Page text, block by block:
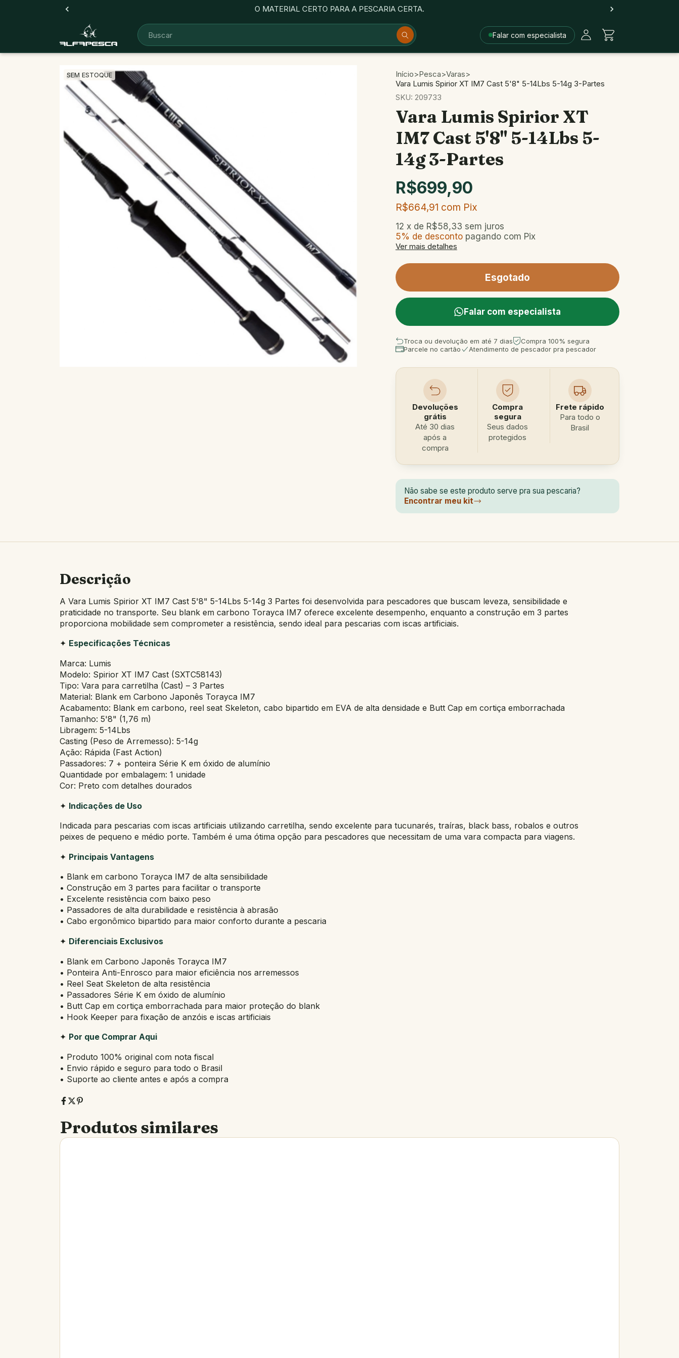
O MATERIAL CERTO PARA A PESCARIA CERTA.
Falar com especialista
SEM ESTOQUE Início>Pesca>Varas>
Vara Lumis Spirior XT IM7 Cast 5'8" 5-14Lbs 5-14g 3-Partes
SKU: 209733
Vara Lumis Spirior XT
IM7 Cast 5'8" 5-14Lbs 5-
14g 3-Partes
R$699,90
R$664,91 com Pix
12 x de R$58,33 sem juros
5% de descontopagando com Pix
Ver mais detalhes
Falar com especialista
Troca ou devolução em até 7 dias
Compra 100% segura
Parcele no cartão
Atendimento de pescador pra pescador
Devoluções
grátis
Até 30 dias
após a
compra
Compra
segura
Seus dados
protegidos
Frete rápido
Para todo o
Brasil
Não sabe se este produto serve pra sua pescaria?
Encontrar meu kit
Descrição
A Vara Lumis Spirior XT IM7 Cast 5'8" 5-14Lbs 5-14g 3 Partes foi desenvolvida para pescadores que buscam leveza, sensibilidade e
praticidade no transporte. Seu blank em carbono Torayca IM7 oferece excelente desempenho, enquanto a construção em 3 partes
proporciona mobilidade sem comprometer a resistência, sendo ideal para pescarias com iscas artificiais.
✦ Especificações Técnicas
Marca: Lumis
Modelo: Spirior XT IM7 Cast (SXTC58143)
Tipo: Vara para carretilha (Cast) – 3 Partes
Material: Blank em Carbono Japonês Torayca IM7
Acabamento: Blank em carbono, reel seat Skeleton, cabo bipartido em EVA de alta densidade e Butt Cap em cortiça emborrachada
Tamanho: 5'8" (1,76 m)
Libragem: 5-14Lbs
Casting (Peso de Arremesso): 5-14g
Ação: Rápida (Fast Action)
Passadores: 7 + ponteira Série K em óxido de alumínio
Quantidade por embalagem: 1 unidade
Cor: Preto com detalhes dourados
✦ Indicações de Uso
Indicada para pescarias com iscas artificiais utilizando carretilha, sendo excelente para tucunarés, traíras, black bass, robalos e outros
peixes de pequeno e médio porte. Também é uma ótima opção para pescadores que necessitam de uma vara compacta para viagens.
✦ Principais Vantagens
• Blank em carbono Torayca IM7 de alta sensibilidade
• Construção em 3 partes para facilitar o transporte
• Excelente resistência com baixo peso
• Passadores de alta durabilidade e resistência à abrasão
• Cabo ergonômico bipartido para maior conforto durante a pescaria
✦ Diferenciais Exclusivos
• Blank em Carbono Japonês Torayca IM7
• Ponteira Anti-Enrosco para maior eficiência nos arremessos
• Reel Seat Skeleton de alta resistência
• Passadores Série K em óxido de alumínio
• Butt Cap em cortiça emborrachada para maior proteção do blank
• Hook Keeper para fixação de anzóis e iscas artificiais
✦ Por que Comprar Aqui
• Produto 100% original com nota fiscal
• Envio rápido e seguro para todo o Brasil
• Suporte ao cliente antes e após a compra
Produtos similares